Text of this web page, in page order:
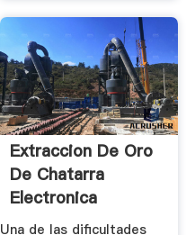
Extraccion De Oro
De Chatarra
Electronica
Una de las dificultades